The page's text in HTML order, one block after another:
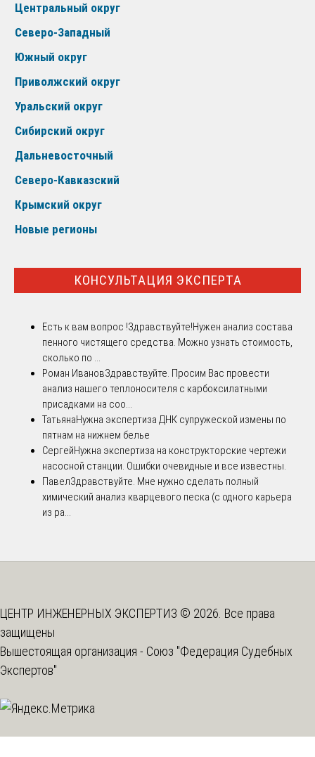
Центральный округ
Северо-Западный
Южный округ
Приволжский округ
Уральский округ
Сибирский округ
Дальневосточный
Северо-Кавказский
Крымский округ
Новые регионы
КОНСУЛЬТАЦИЯ ЭКСПЕРТА
Есть к вам вопрос !Здравствуйте!Нужен анализ состава
пенного чистящего средства. Можно узнать стоимость,
сколько по ...
Роман ИвановЗдравствуйте. Просим Вас провести
анализ нашего теплоносителя с карбоксилатными
присадками на соо...
ТатьянаНужна экспертиза ДНК супружеской измены по
пятнам на нижнем белье
СергейНужна экспертиза на конструкторские чертежи
насосной станции. Ошибки очевидные и все известны.
ПавелЗдравствуйте. Мне нужно сделать полный
химический анализ кварцевого песка (с одного карьера
из ра...
ЦЕНТР ИНЖЕНЕРНЫХ ЭКСПЕРТИЗ © 2026. Все права
защищены
Вышестоящая организация - Союз "Федерация Судебных
Экспертов"